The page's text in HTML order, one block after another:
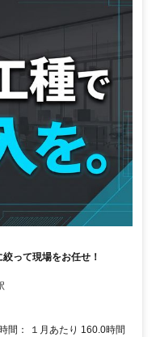
って現場をお任せ！
駅
間： １月あたり 160.0時間